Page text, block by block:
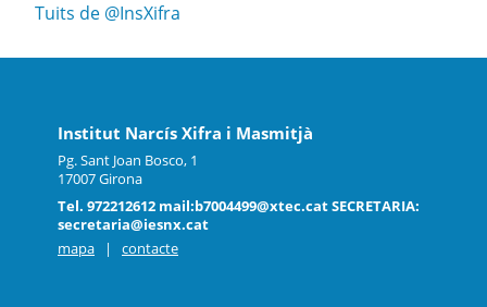
Tuits de @InsXifra
Institut Narcís Xifra i Masmitjà
Pg. Sant Joan Bosco, 1
17007 Girona
Tel. 972212612 mail:b7004499@xtec.cat SECRETARIA:
secretaria@iesnx.cat
mapa
| contacte